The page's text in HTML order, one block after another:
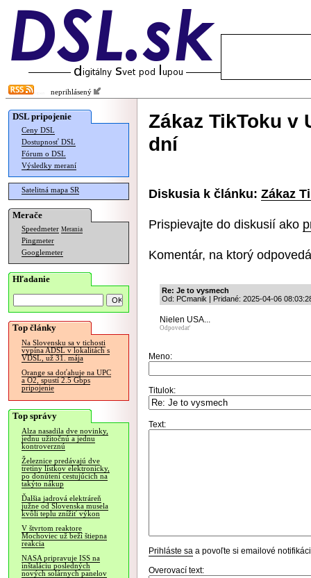
neprihlásený
DSL pripojenie
Ceny DSL
Dostupnosť DSL
Fórum o DSL
Výsledky meraní
Satelitná mapa SR
Merače
Speedmeter Merania
Pingmeter
Googlemeter
Hľadanie
Top články
Na Slovensku sa v tichosti
vypína ADSL v lokalitách s
VDSL, už 31. mája
Orange sa doťahuje na UPC
a O2, spustí 2.5 Gbps
pripojenie
Top správy
Alza nasadila dve novinky,
jednu užitočnú a jednu
kontroverznú
Železnice predávajú dve
tretiny lístkov elektronicky,
po donútení cestujúcich na
takýto nákup
Ďalšia jadrová elektráreň
južne od Slovenska musela
kvôli teplu znížiť výkon
V štvrtom reaktore
Mochoviec už beží štiepna
reakcia
NASA pripravuje ISS na
inštaláciu posledných
nových solárnych panelov
Zákaz TikToku v
dní
Diskusia k článku: Zákaz
Prispievajte do diskusií ako
Komentár, na ktorý
Re: Je to vysmech
Od: PCmanik | Pridané: 2025-04-06
Nielen USA...
Odpovedať
Meno:
Titulok:
Text:
Prihláste sa a povoľte si emailové
Overovací text: